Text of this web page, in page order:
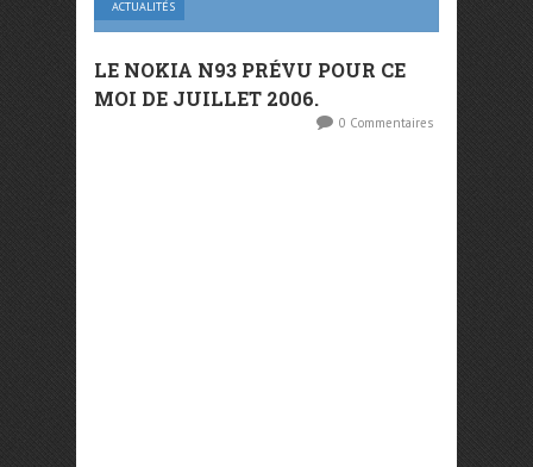
ACTUALITÉS
LE NOKIA N93 PRÉVU POUR CE
MOI DE JUILLET 2006.
0 Commentaires